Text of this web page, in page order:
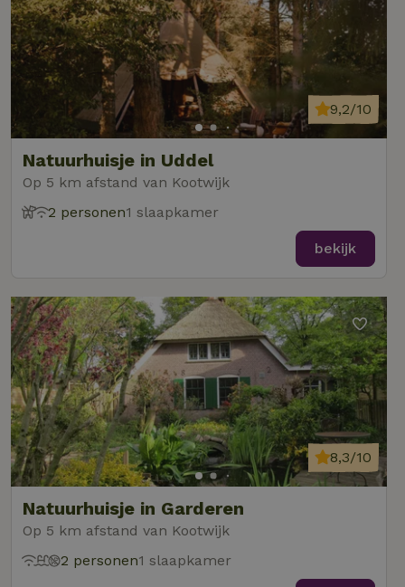
Natuurhuisje in Uddel
Op 5 km afstand van Kootwijk
9,2/10
2 personen1 slaapkamer
bekijk
Natuurhuisje in Garderen
Op 5 km afstand van Kootwijk
8,3/10
2 personen1 slaapkamer